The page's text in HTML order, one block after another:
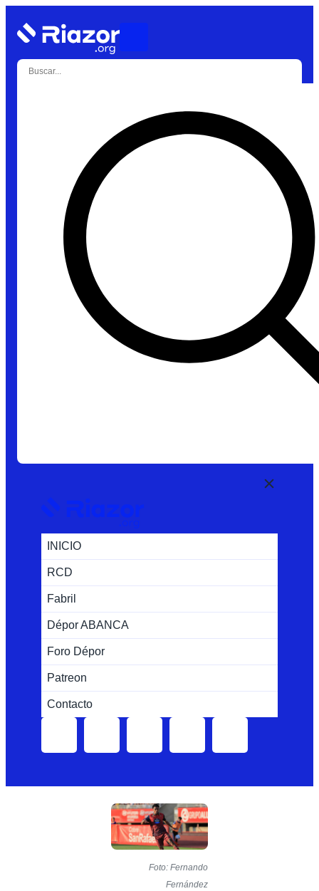
INICIO
RCD
Fabril
Dépor ABANCA
Foro Dépor
Patreon
Contacto
Foto: Fernando
Fernández